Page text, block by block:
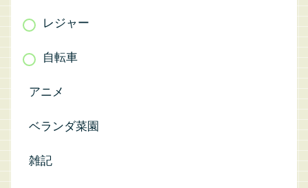
レジャー
自転車
アニメ
ベランダ菜園
雑記